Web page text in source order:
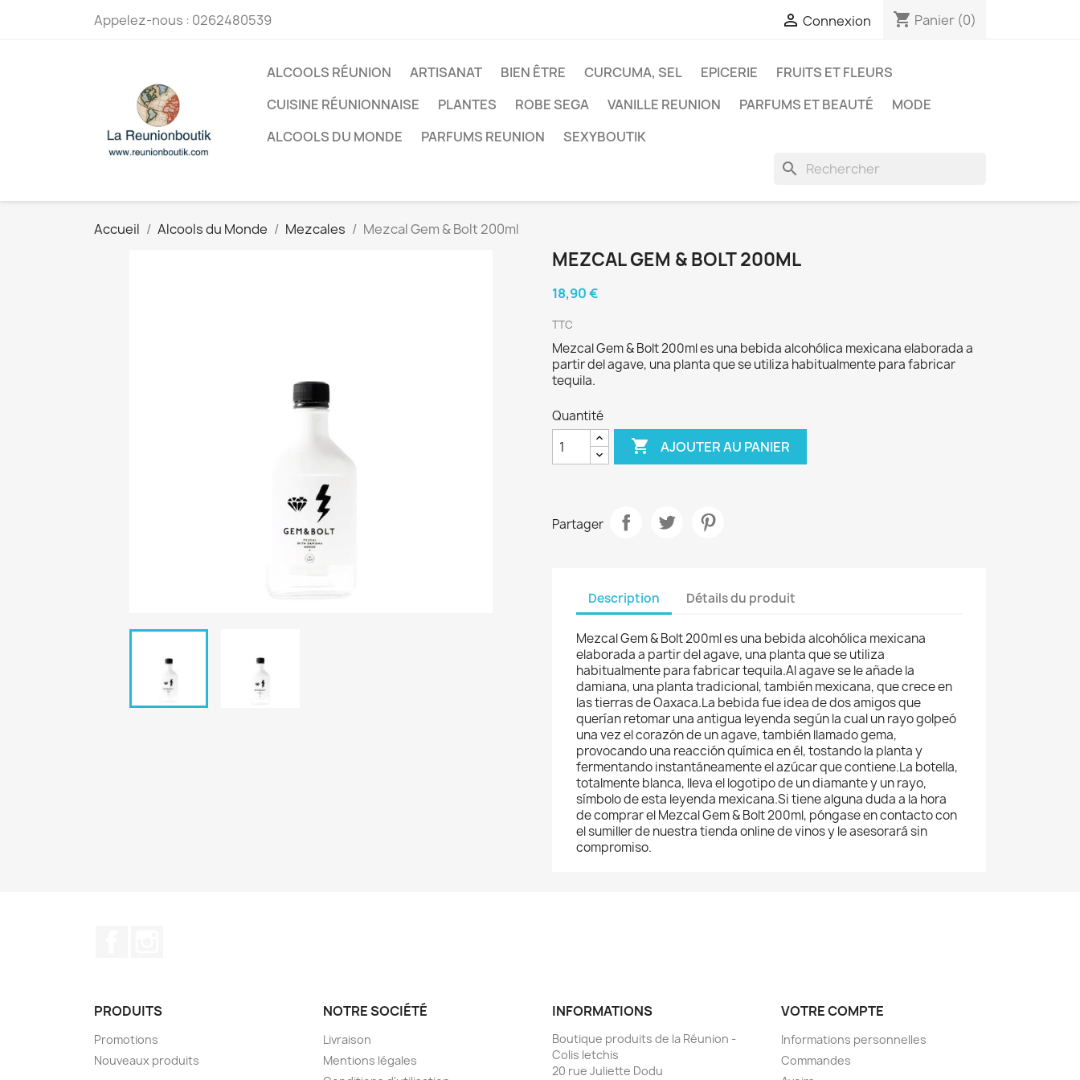
Appelez-nous : 0262480539  Connexion shopping_cart Panier (0)
ALCOOLS RÉUNION ARTISANAT BIEN ÊTRE CURCUMA, SEL EPICERIE
FRUITS ET FLEURS
CUISINE RÉUNIONNAISE
PLANTES ROBE SEGA VANILLE REUNION PARFUMS ET BEAUTÉ
MODE
ALCOOLS DU MONDE
PARFUMS REUNION SEXYBOUTIK
search
Accueil Alcools du Monde Mezcales Mezcal Gem & Bolt 200ml
MEZCAL GEM & BOLT 200ML
18,90 €
TTC
Mezcal Gem & Bolt 200ml es una bebida alcohólica mexicana elaborada a
partir del agave, una planta que se utiliza habitualmente para fabricar
tequila.
Quantité
 AJOUTER AU PANIER
Partager
Description Détails du produit
Mezcal Gem & Bolt 200ml es una bebida alcohólica mexicana
elaborada a partir del agave, una planta que se utiliza
habitualmente para fabricar tequila.Al agave se le añade la
damiana, una planta tradicional, también mexicana, que crece en
las tierras de Oaxaca.La bebida fue idea de dos amigos que
querían retomar una antigua leyenda según la cual un rayo golpeó
una vez el corazón de un agave, también llamado gema,
provocando una reacción química en él, tostando la planta y
fermentando instantáneamente el azúcar que contiene.La botella,
totalmente blanca, lleva el logotipo de un diamante y un rayo,
símbolo de esta leyenda mexicana.Si tiene alguna duda a la hora
de comprar el Mezcal Gem & Bolt 200ml, póngase en contacto con
el sumiller de nuestra tienda online de vinos y le asesorará sin
compromiso.
PRODUITS
Promotions
Nouveaux produits
NOTRE SOCIÉTÉ
Livraison
Mentions légales
INFORMATIONS
Boutique produits de la Réunion -
Colis letchis
20 rue Juliette Dodu
VOTRE COMPTE
Informations personnelles
Commandes